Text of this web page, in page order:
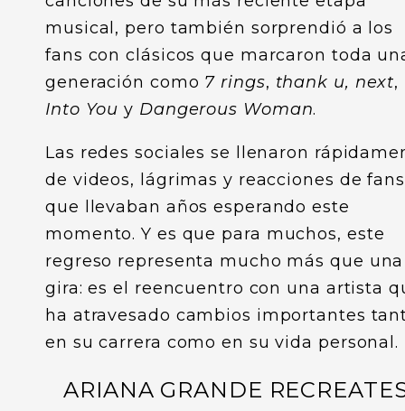
musical, pero también sorprendió a los
fans con clásicos que marcaron toda
generación como 7 rings, thank u, next,
Into You y Dangerous Woman.
Las redes sociales se llenaron
de videos, lágrimas y reacciones de fans
que llevaban años esperando este
momento. Y es que para muchos, este
regreso representa mucho más que una
gira: es el reencuentro con una artista
ha atravesado cambios importantes
en su carrera como en su vida personal.
ARIANA GRANDE